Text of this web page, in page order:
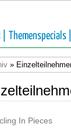
Themenspecials |
»
In Pieces